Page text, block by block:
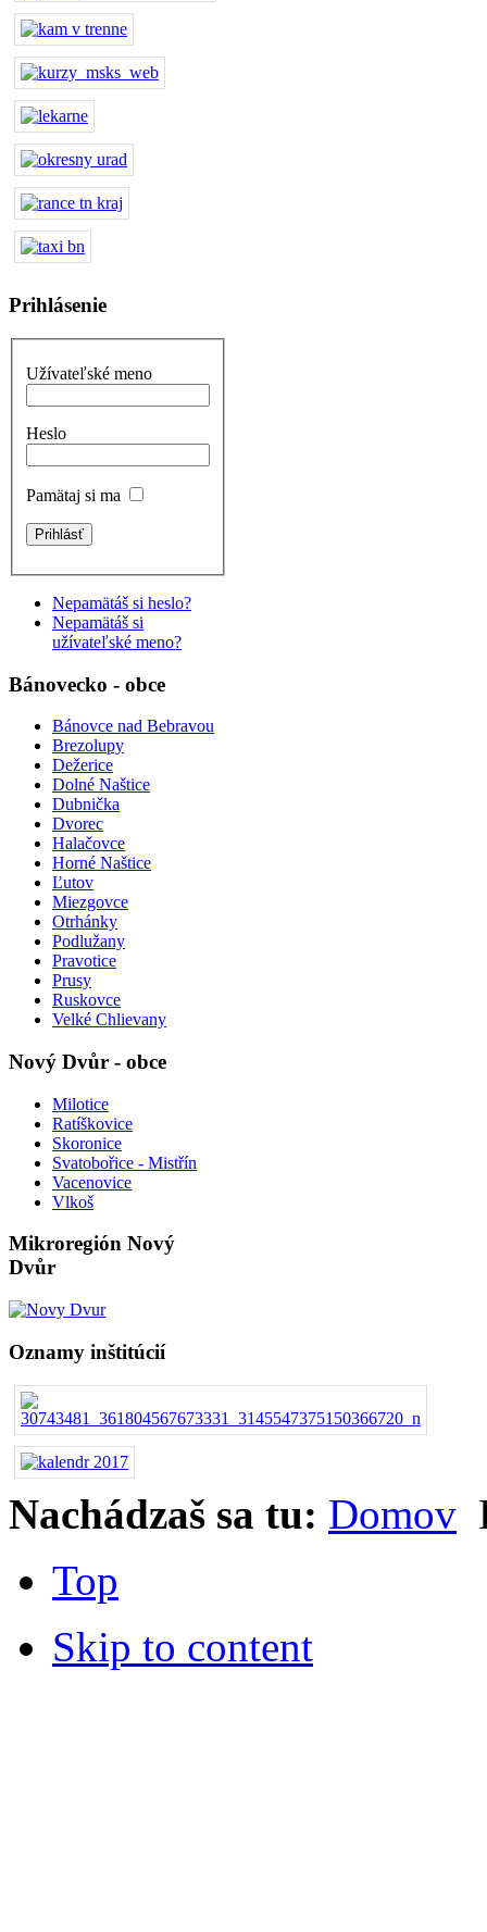
Prihlásenie
Užívateľské meno
Heslo
Pamätaj si ma
Nepamätáš si heslo?
Nepamätáš si
užívateľské meno?
Bánovecko - obce
Bánovce nad Bebravou
Brezolupy
Dežerice
Dolné Naštice
Dubnička
Dvorec
Halačovce
Horné Naštice
Ľutov
Miezgovce
Otrhánky
Podlužany
Pravotice
Prusy
Ruskovce
Velké Chlievany
Nový Dvůr - obce
Milotice
Ratíškovice
Skoronice
Svatobořice - Mistřín
Vacenovice
Vlkoš
Mikroregión Nový
Dvůr
Oznamy inštitúcií
Nachádzaš sa tu: Domov
Top
Skip to content